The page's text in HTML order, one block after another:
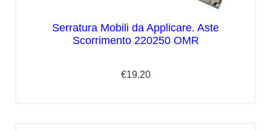
Serratura Mobili da Applicare. Aste
Scorrimento 220250 OMR
€19.20